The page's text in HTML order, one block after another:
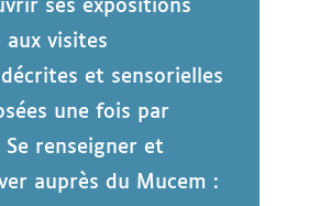
ses expositions
aux visites
et sensorielles
une fois par
Se renseigner et
auprès du Mucem :